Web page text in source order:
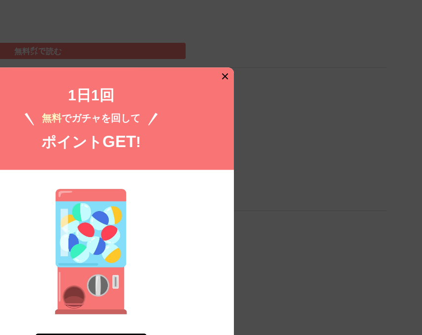
無料㌽で読む
無料㌽で読む
1日1回
無料でガチャを回して
ポイント GET!